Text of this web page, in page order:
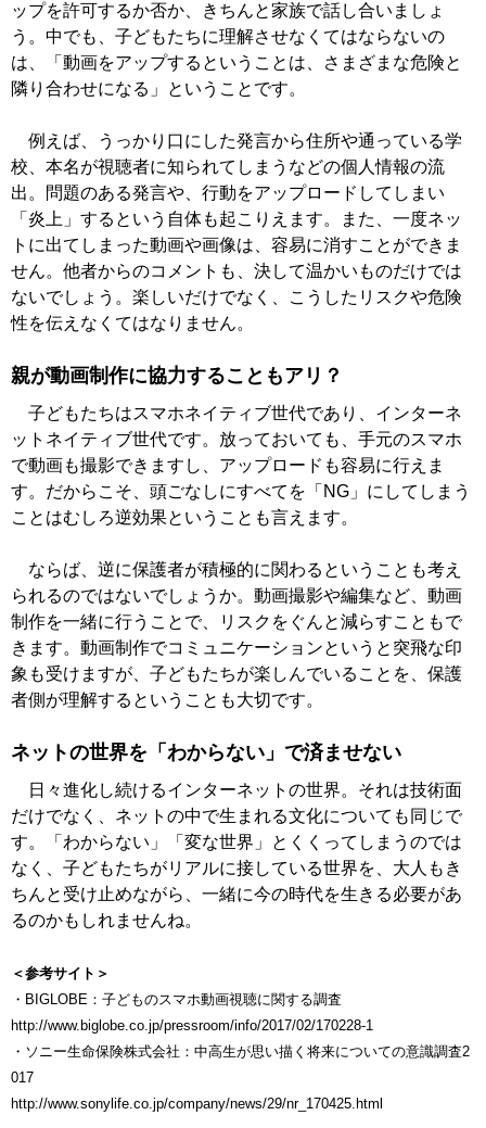
ップを許可するか否か、きちんと家族で話し合いましょ
う。中でも、子どもたちに理解させなくてはならないの
は、「動画をアップするということは、さまざまな危険と
隣り合わせになる」ということです。
例えば、うっかり口にした発言から住所や通っている学
校、本名が視聴者に知られてしまうなどの個人情報の流
出。問題のある発言や、行動をアップロードしてしまい
「炎上」するという自体も起こりえます。また、一度ネッ
トに出てしまった動画や画像は、容易に消すことができま
せん。他者からのコメントも、決して温かいものだけでは
ないでしょう。楽しいだけでなく、こうしたリスクや危険
性を伝えなくてはなりません。
親が動画制作に協力することもアリ？
子どもたちはスマホネイティブ世代であり、インターネ
ットネイティブ世代です。放っておいても、手元のスマホ
で動画も撮影できますし、アップロードも容易に行えま
す。だからこそ、頭ごなしにすべてを「NG」にしてしまう
ことはむしろ逆効果ということも言えます。
ならば、逆に保護者が積極的に関わるということも考え
られるのではないでしょうか。動画撮影や編集など、動画
制作を一緒に行うことで、リスクをぐんと減らすこともで
きます。動画制作でコミュニケーションというと突飛な印
象も受けますが、子どもたちが楽しんでいることを、保護
者側が理解するということも大切です。
ネットの世界を「わからない」で済ませない
日々進化し続けるインターネットの世界。それは技術面
だけでなく、ネットの中で生まれる文化についても同じで
す。「わからない」「変な世界」とくくってしまうのでは
なく、子どもたちがリアルに接している世界を、大人もき
ちんと受け止めながら、一緒に今の時代を生きる必要があ
るのかもしれませんね。
＜参考サイト＞
・BIGLOBE：子どものスマホ動画視聴に関する調査
http://www.biglobe.co.jp/pressroom/info/2017/02/170228-1
・ソニー生命保険株式会社：中高生が思い描く将来についての意識調査2
017
http://www.sonylife.co.jp/company/news/29/nr_170425.html